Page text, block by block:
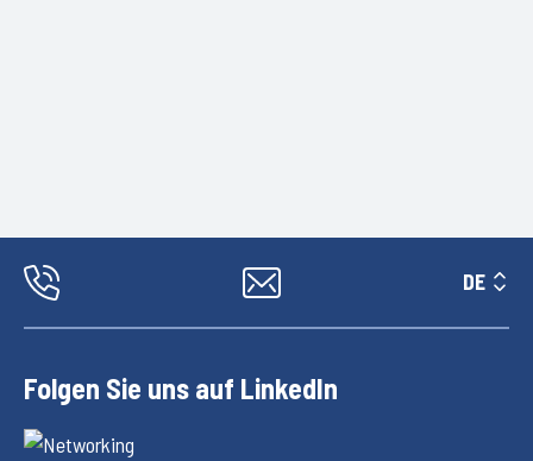
DE
Folgen Sie uns auf LinkedIn